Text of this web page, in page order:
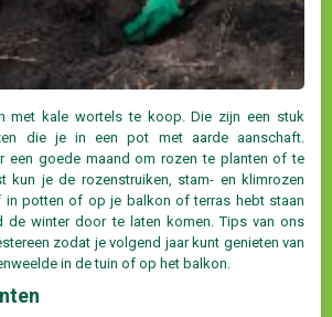
met kale wortels te koop. Die zijn een stuk
die je in een pot met aarde aanschaft.
een goede maand om rozen te planten of te
kun je de rozenstruiken, stam- en klimrozen
potten of op je balkon of terras hebt staan
de winter door te laten komen. Tips van ons
zodat je volgend jaar kunt genieten van
in de tuin of op het balkon.